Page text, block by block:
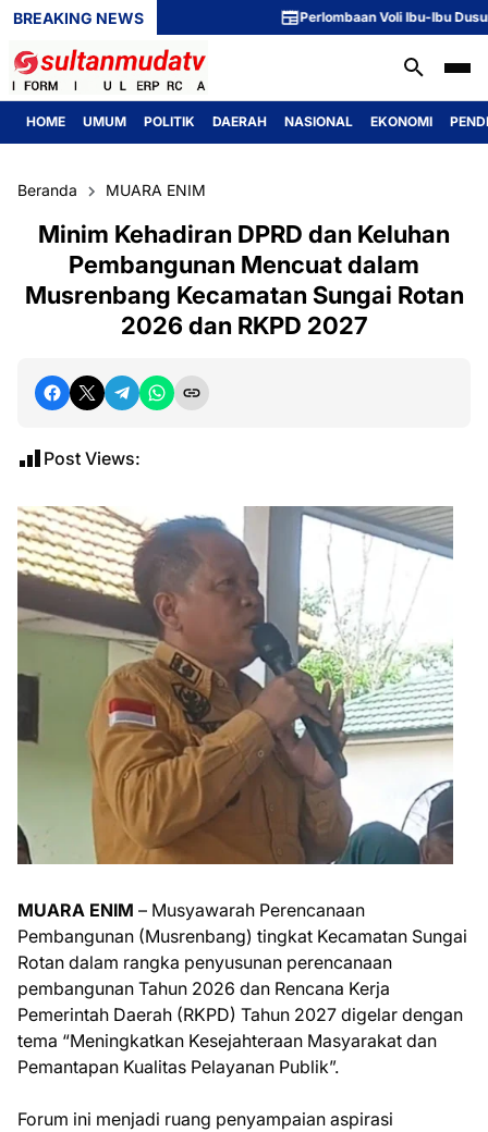
BREAKING NEWS Perlombaan Voli Ibu-Ibu Dusun 1
HOME UMUM POLITIK DAERAH NASIONAL EKONOMI
Beranda MUARA ENIM
Minim Kehadiran DPRD dan Keluhan
Pembangunan Mencuat dalam
Musrenbang Kecamatan Sungai Rotan
2026 dan RKPD 2027
Post Views:
MUARA ENIM – Musyawarah Perencanaan
Pembangunan (Musrenbang) tingkat Kecamatan Sungai
Rotan dalam rangka penyusunan perencanaan
pembangunan Tahun 2026 dan Rencana Kerja
Pemerintah Daerah (RKPD) Tahun 2027 digelar dengan
tema “Meningkatkan Kesejahteraan Masyarakat dan
Pemantapan Kualitas Pelayanan Publik”.
Forum ini menjadi ruang penyampaian aspirasi